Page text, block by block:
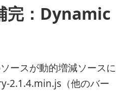
完：Dynamic
ースが動的増減ソースに
2.1.4.min.js（他のバー